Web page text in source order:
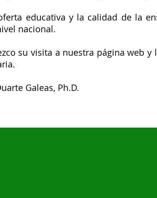
educativa y la calidad de la
nacional.
su visita a nuestra página web
Galeas, Ph.D.